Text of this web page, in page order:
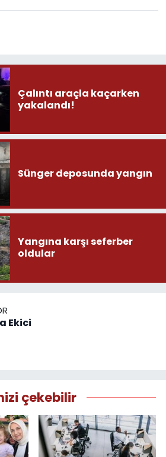
Çalıntı araçla kaçarken
yakalandı!
Sünger deposunda yangın
Yangına karşı seferber
oldular
Ekici
çekebilir